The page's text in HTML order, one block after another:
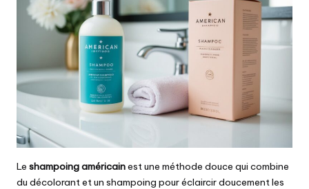
Le shampoing américainest une méthode douce qui combine
du décolorant et un shampoing pour éclaircir doucement les